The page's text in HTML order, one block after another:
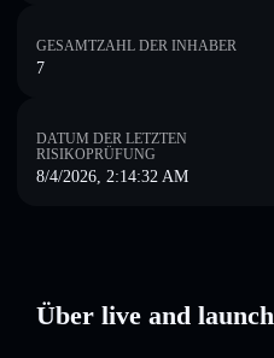
GESAMTZAHL DER INHABER
7
DATUM DER LETZTEN
RISIKOPRÜFUNG
8/4/2026, 2:14:32 AM
Über live and